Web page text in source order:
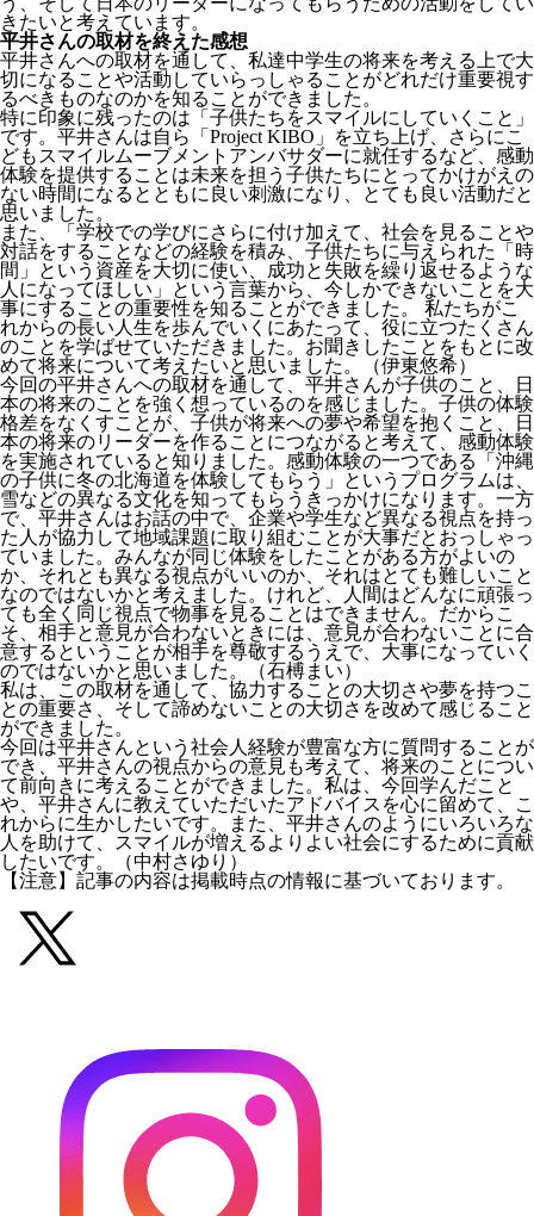
きたいと考えています。
平井さんの取材を終えた感想
平井さんへの取材を通して、私達中学生の将来を考える上で大
切になることや活動していらっしゃることがどれだけ重要視す
るべきものなのかを知ることができました。
特に印象に残ったのは「子供たちをスマイルにしていくこと」
です。平井さんは自ら「Project KIBO」を立ち上げ、さらにこ
どもスマイルムーブメントアンバサダーに就任するなど、感動
体験を提供することは未来を担う子供たちにとってかけがえの
ない時間になるとともに良い刺激になり、とても良い活動だと
思いました。
また、「学校での学びにさらに付け加えて、社会を見ることや
対話をすることなどの経験を積み、子供たちに与えられた「時
間」という資産を大切に使い、成功と失敗を繰り返せるような
人になってほしい」という言葉から、今しかできないことを大
事にすることの重要性を知ることができました。 私たちがこ
れからの長い人生を歩んでいくにあたって、役に立つたくさん
のことを学ばせていただきました。お聞きしたことをもとに改
めて将来について考えたいと思いました。（伊東悠希）
今回の平井さんへの取材を通して、平井さんが子供のこと、日
本の将来のことを強く想っているのを感じました。子供の体験
格差をなくすことが、子供が将来への夢や希望を抱くこと、日
本の将来のリーダーを作ることにつながると考えて、感動体験
を実施されていると知りました。感動体験の一つである「沖縄
の子供に冬の北海道を体験してもらう」というプログラムは、
雪などの異なる文化を知ってもらうきっかけになります。一方
で、平井さんはお話の中で、企業や学生など異なる視点を持っ
た人が協力して地域課題に取り組むことが大事だとおっしゃっ
ていました。みんなが同じ体験をしたことがある方がよいの
か、それとも異なる視点がいいのか、それはとても難しいこと
なのではないかと考えました。けれど、人間はどんなに頑張っ
ても全く同じ視点で物事を見ることはできません。だからこ
そ、相手と意見が合わないときには、意見が合わないことに合
意するということが相手を尊敬するうえで、大事になっていく
のではないかと思いました。（石榑まい）
私は、この取材を通して、協力することの大切さや夢を持つこ
との重要さ、そして諦めないことの大切さを改めて感じること
ができました。
今回は平井さんという社会人経験が豊富な方に質問することが
でき、平井さんの視点からの意見も考えて、将来のことについ
て前向きに考えることができました。私は、今回学んだこと
や、平井さんに教えていただいたアドバイスを心に留めて、こ
れからに生かしたいです。また、平井さんのようにいろいろな
人を助けて、スマイルが増えるよりよい社会にするために貢献
したいです。（中村さゆり）
【注意】記事の内容は掲載時点の情報に基づいております。